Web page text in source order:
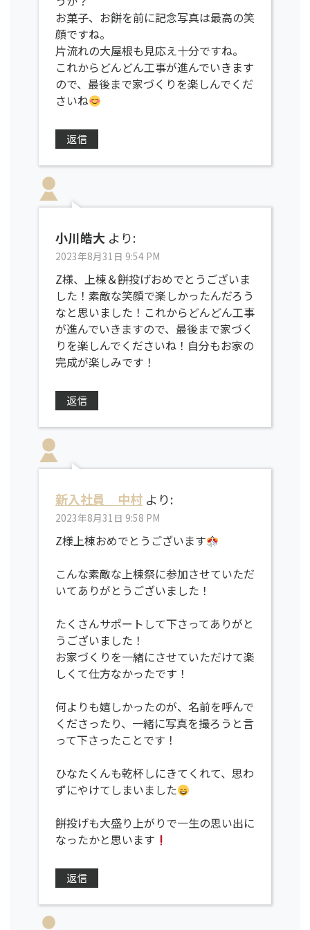
お菓子、お餅を前に記念写真は最高の笑
顔ですね。
片流れの大屋根も見応え十分ですね。
これからどんどん工事が進んでいきます
ので、最後まで家づくりを楽しんでくだ
さいね
返信
小川皓大 より:
2023年8月31日 9:54 PM
Z様、上棟＆餅投げおめでとうございま
した！素敵な笑顔で楽しかったんだろう
なと思いました！これからどんどん工事
が進んでいきますので、最後まで家づく
りを楽しんでくださいね！自分もお家の
完成が楽しみです！
返信
新入社員 中村 より:
2023年8月31日 9:58 PM
Z様上棟おめでとうございます
こんな素敵な上棟祭に参加させていただ
いてありがとうございました！
たくさんサポートして下さってありがと
うございました！
お家づくりを一緒にさせていただけて楽
しくて仕方なかったです！
何よりも嬉しかったのが、名前を呼んで
くださったり、一緒に写真を撮ろうと言
って下さったことです！
ひなたくんも乾杯しにきてくれて、思わ
ずにやけてしまいました
餅投げも大盛り上がりで一生の思い出に
なったかと思います
返信